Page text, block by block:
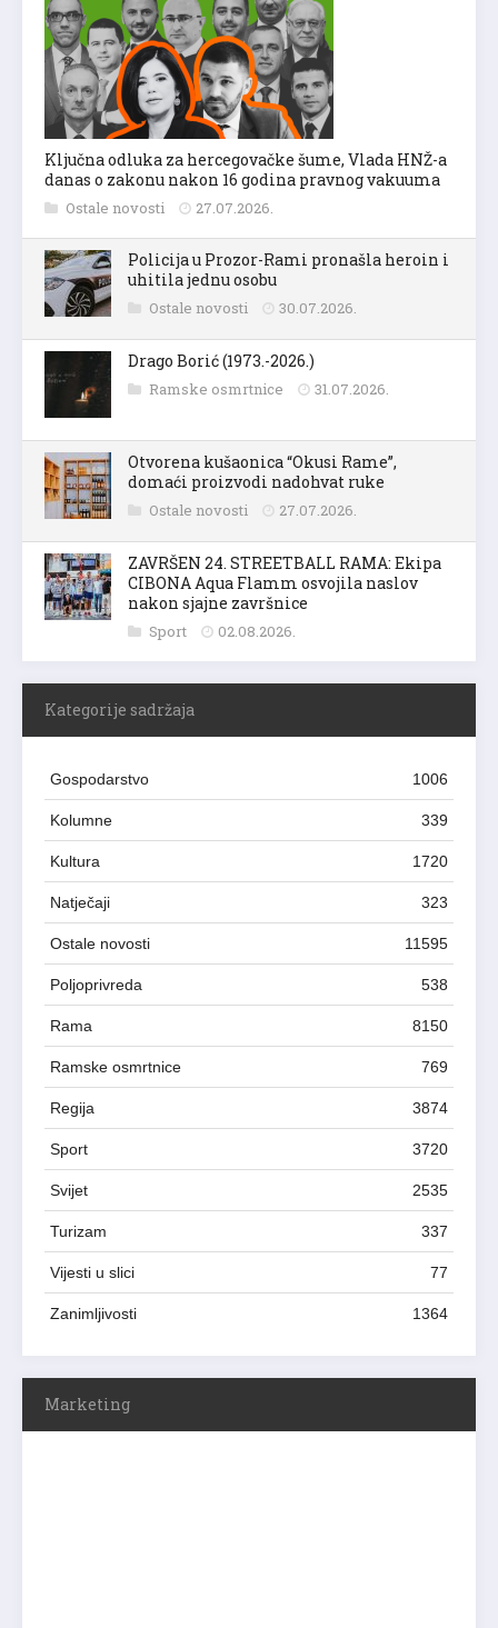
Ključna odluka za hercegovačke šume, Vlada HNŽ-a
danas o zakonu nakon 16 godina pravnog vakuuma
Ostale novosti 27.07.2026.
Policija u Prozor-Rami pronašla heroin i
uhitila jednu osobu
Ostale novosti 30.07.2026.
Drago Borić (1973.-2026.)
Ramske osmrtnice 31.07.2026.
Otvorena kušaonica “Okusi Rame”,
domaći proizvodi nadohvat ruke
Ostale novosti 27.07.2026.
ZAVRŠEN 24. STREETBALL RAMA: Ekipa
CIBONA Aqua Flamm osvojila naslov
nakon sjajne završnice
Sport 02.08.2026.
Kategorije sadržaja
Gospodarstvo 1006
Kolumne 339
Kultura 1720
Natječaji 323
Ostale novosti 11595
Poljoprivreda 538
Rama 8150
Ramske osmrtnice 769
Regija 3874
Sport 3720
Svijet 2535
Turizam 337
Vijesti u slici 77
Zanimljivosti 1364
Marketing